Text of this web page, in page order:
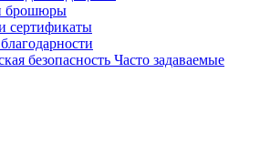
брошюры
сертификаты
безопасность Часто задаваемые